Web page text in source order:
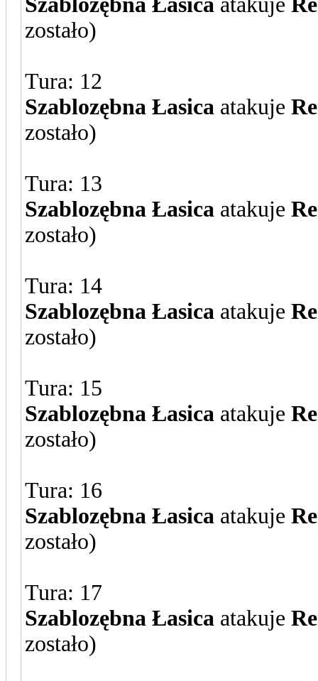
zostało)
Tura: 12
Szablozębna Łasica atakuje
zostało)
Tura: 13
Szablozębna Łasica atakuje
zostało)
Tura: 14
Szablozębna Łasica atakuje
zostało)
Tura: 15
Szablozębna Łasica atakuje
zostało)
Tura: 16
Szablozębna Łasica atakuje
zostało)
Tura: 17
Szablozębna Łasica atakuje
zostało)